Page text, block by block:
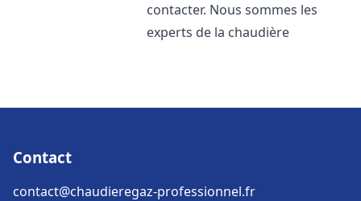
contacter. Nous sommes les
experts de la chaudière
Contact
contact@chaudieregaz-professionnel.fr